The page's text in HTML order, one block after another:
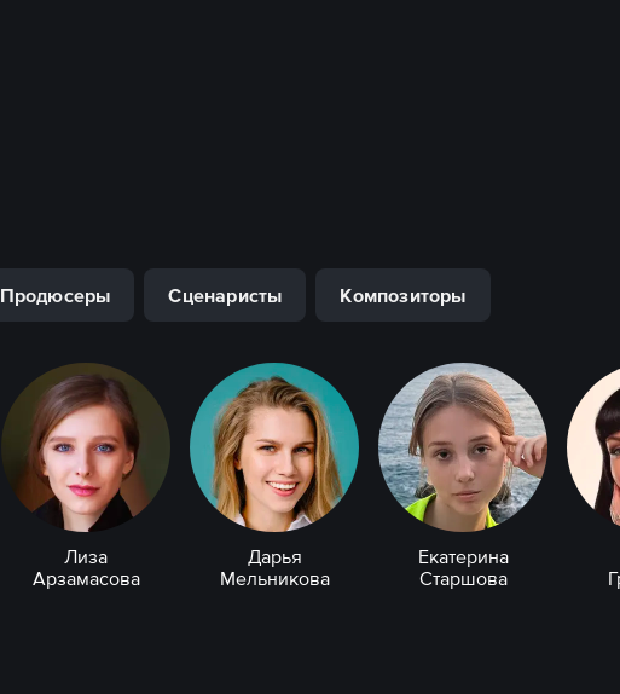
Продюсеры Сценаристы Композиторы
Лиза
Арзамасова
Дарья
Мельникова
Екатерина
Старшова